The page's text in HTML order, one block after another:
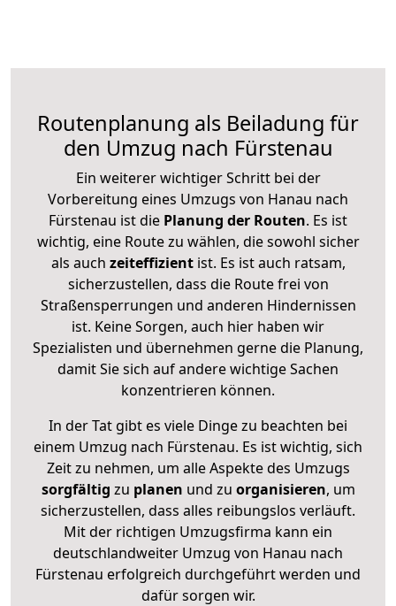
Routenplanung als Beiladung für
den Umzug nach Fürstenau
Ein weiterer wichtiger Schritt bei der
Vorbereitung eines Umzugs von Hanau nach
Fürstenau ist die Planung der Routen. Es ist
wichtig, eine Route zu wählen, die sowohl sicher
als auch zeiteffizientist. Es ist auch ratsam,
sicherzustellen, dass die Route frei von
Straßensperrungen und anderen Hindernissen
ist. Keine Sorgen, auch hier haben wir
Spezialisten und übernehmen gerne die Planung,
damit Sie sich auf andere wichtige Sachen
konzentrieren können.
In der Tat gibt es viele Dinge zu beachten bei
einem Umzug nach Fürstenau. Es ist wichtig, sich
Zeit zu nehmen, um alle Aspekte des Umzugs
sorgfältig zu planen und zu organisieren, um
sicherzustellen, dass alles reibungslos verläuft.
Mit der richtigen Umzugsfirma kann ein
deutschlandweiter Umzug von Hanau nach
Fürstenau erfolgreich durchgeführt werden und
dafür sorgen wir.